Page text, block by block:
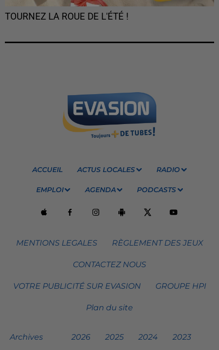
TOURNEZ LA ROUE DE L'ÉTÉ !
ACCUEIL ACTUS LOCALES RADIO
EMPLOI AGENDA PODCASTS
MENTIONS LEGALES RÈGLEMENT DES JEUX
CONTACTEZ NOUS
VOTRE PUBLICITÉ SUR EVASION GROUPE HPI
Plan du site
Archives 2026 2025 2024 2023